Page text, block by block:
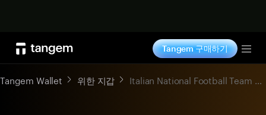
Tangem 구매하기
Tangem Wallet 위한 지갑 Italian National Football Team Fan Token